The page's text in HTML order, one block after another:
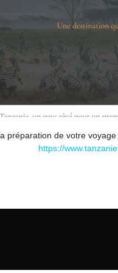
de votre
https://